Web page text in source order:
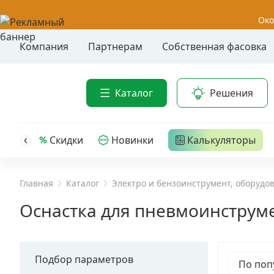
Компания Партнерам Собственная фасовка
Каталог Решения
Распродажа
Уценка
головкой
трех-
Скидки Новинки Калькуляторы
Главная Каталог Электро и бензоинструмент,
Оснастка для
Подбор параметров По